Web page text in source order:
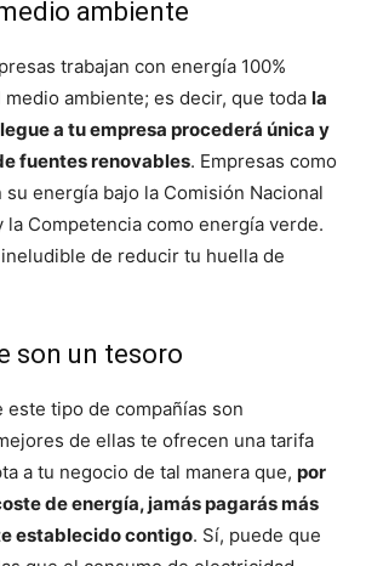
ambiente
trabajan con energía 100%
ambiente; es decir, que toda la
a tu empresa procederá única y
fuentes renovables. Empresas como
energía bajo la Comisión Nacional
la Competencia como energía verde.
de reducir tu huella de
son un tesoro
este tipo de compañías son
de ellas te ofrecen una tarifa
a tu negocio de tal manera que, por
de energía, jamás pagarás más
establecido contigo. Sí, puede que